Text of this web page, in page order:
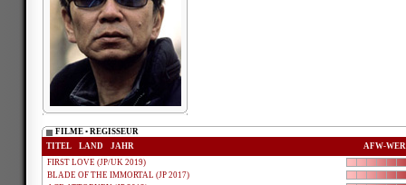
FILME • REGISSEUR
TITEL
LAND JAHR
AFW-
FIRST LOVE (JP/UK 2019)
BLADE OF THE IMMORTAL (JP 2017)